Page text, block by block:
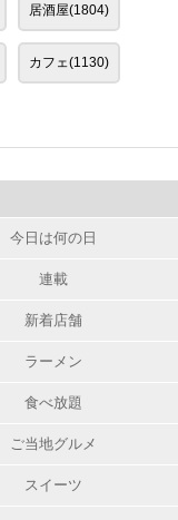
居酒屋(1804)
カフェ(1130)
今日は何の日
連載
新着店舗
ラーメン
食べ放題
ご当地グルメ
スイーツ